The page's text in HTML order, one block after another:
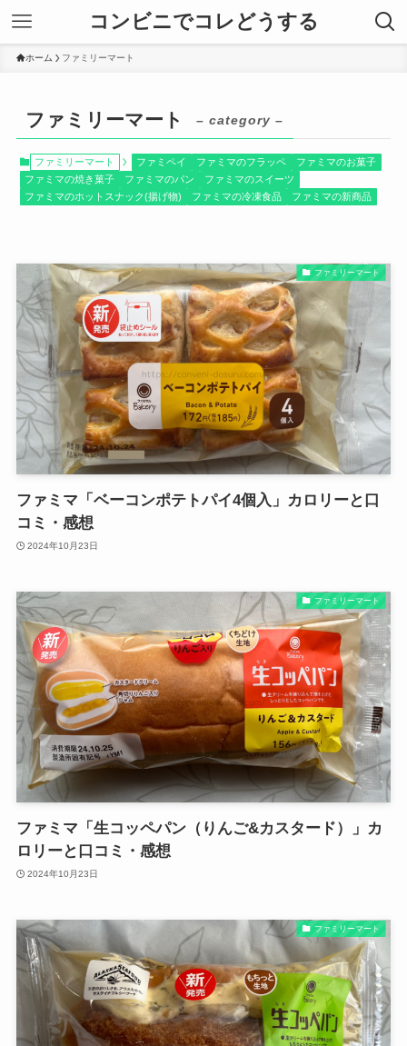
コンビニでコレどうする
ホーム ファミリーマート
ファミリーマート – category –
ファミリーマート ファミペイ ファミマのフラッペ
ファミマのお菓子
ファミマの焼き菓子
ファミマのパン
ファミマのスイーツ
ファミマのホットスナック(揚げ物)
ファミマの冷凍食品 ファミマの新商品
ファミリーマート
ファミマ「ベーコンポテトパイ4個入」カロリーと口
コミ・感想
2024年10月23日
ファミリーマート
ファミマ「生コッペパン（りんご&カスタード）」カ
ロリーと口コミ・感想
2024年10月23日
ファミリーマート